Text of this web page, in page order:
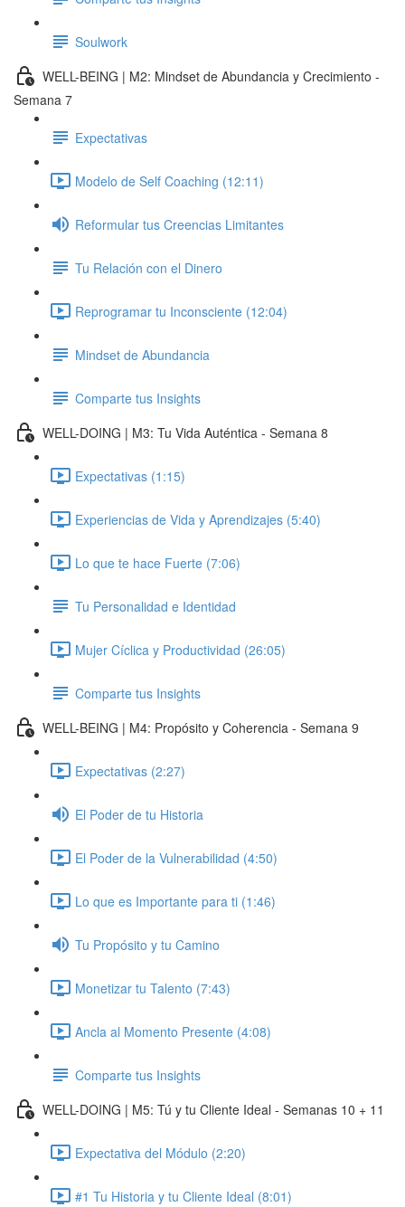
Soulwork
WELL-BEING | M2: Mindset de Abundancia y Crecimiento -
Semana 7
Expectativas
Modelo de Self Coaching (12:11)
Reformular tus Creencias Limitantes
Tu Relación con el Dinero
Reprogramar tu Inconsciente (12:04)
Mindset de Abundancia
Comparte tus Insights
WELL-DOING | M3: Tu Vida Auténtica - Semana 8
Expectativas (1:15)
Experiencias de Vida y Aprendizajes (5:40)
Lo que te hace Fuerte (7:06)
Tu Personalidad e Identidad
Mujer Cíclica y Productividad (26:05)
Comparte tus Insights
WELL-BEING | M4: Propósito y Coherencia - Semana 9
Expectativas (2:27)
El Poder de tu Historia
El Poder de la Vulnerabilidad (4:50)
Lo que es Importante para ti (1:46)
Tu Propósito y tu Camino
Monetizar tu Talento (7:43)
Ancla al Momento Presente (4:08)
Comparte tus Insights
WELL-DOING | M5: Tú y tu Cliente Ideal - Semanas 10 + 11
Expectativa del Módulo (2:20)
#1 Tu Historia y tu Cliente Ideal (8:01)